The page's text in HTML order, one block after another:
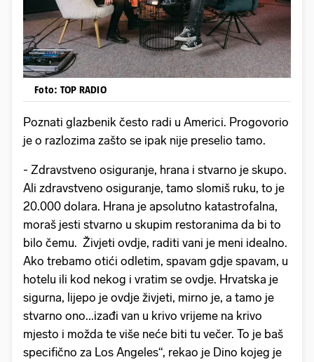
Foto: TOP RADIO
Poznati glazbenik često radi u Americi. Progovorio
je o razlozima zašto se ipak nije preselio tamo.
- Zdravstveno osiguranje, hrana i stvarno je skupo.
Ali zdravstveno osiguranje, tamo slomiš ruku, to je
20.000 dolara. Hrana je apsolutno katastrofalna,
moraš jesti stvarno u skupim restoranima da bi to
bilo čemu. Živjeti ovdje, raditi vani je meni idealno.
Ako trebamo otići odletim, spavam gdje spavam, u
hotelu ili kod nekog i vratim se ovdje. Hrvatska je
sigurna, lijepo je ovdje živjeti, mirno je, a tamo je
stvarno ono...izađi van u krivo vrijeme na krivo
mjesto i možda te više neće biti tu večer. To je baš
specifično za Los Angeles“, rekao je Dino kojeg je